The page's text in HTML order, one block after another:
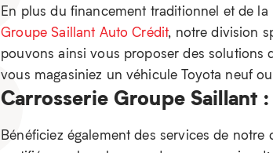
En plus du financement traditionnel et de
Groupe Saillant Auto Crédit, notre division
pouvons ainsi vous proposer des solutions
vous magasiniez un véhicule Toyota neuf
Carrosserie Groupe Saillant
Bénéficiez également des services de notre